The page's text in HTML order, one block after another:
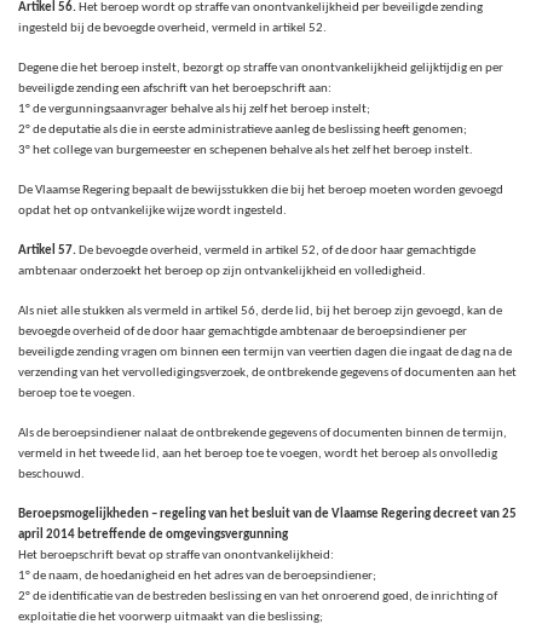
Artikel 56.Het beroep wordt op straffe van onontvankelijkheid per beveiligde zending
ingesteld bij de bevoegde overheid, vermeld in artikel 52.
Degene die het beroep instelt, bezorgt op straffe van onontvankelijkheid gelijktijdig en per
beveiligde zending een afschrift van het beroepschrift aan:
1° de vergunningsaanvrager behalve als hij zelf het beroep instelt;
2° de deputatie als die in eerste administratieve aanleg de beslissing heeft genomen;
3° het college van burgemeester en schepenen behalve als het zelf het beroep instelt.
De Vlaamse Regering bepaalt de bewijsstukken die bij het beroep moeten worden gevoegd
opdat het op ontvankelijke wijze wordt ingesteld.
Artikel 57.De bevoegde overheid, vermeld in artikel 52, of de door haar gemachtigde
ambtenaar onderzoekt het beroep op zijn ontvankelijkheid en volledigheid.
Als niet alle stukken als vermeld in artikel 56, derde lid, bij het beroep zijn gevoegd, kan de
bevoegde overheid of de door haar gemachtigde ambtenaar de beroepsindiener per
beveiligde zending vragen om binnen een termijn van veertien dagen die ingaat de dag na de
verzending van het vervolledigingsverzoek, de ontbrekende gegevens of documenten aan het
beroep toe te voegen.
Als de beroepsindiener nalaat de ontbrekende gegevens of documenten binnen de termijn,
vermeld in het tweede lid, aan het beroep toe te voegen, wordt het beroep als onvolledig
beschouwd.
Beroepsmogelijkheden – regeling van het besluit van de Vlaamse Regering decreet van 25
april 2014 betreffende de omgevingsvergunning
Het beroepschrift bevat op straffe van onontvankelijkheid:
1° de naam, de hoedanigheid en het adres van de beroepsindiener;
2° de identificatie van de bestreden beslissing en van het onroerend goed, de inrichting of
exploitatie die het voorwerp uitmaakt van die beslissing;